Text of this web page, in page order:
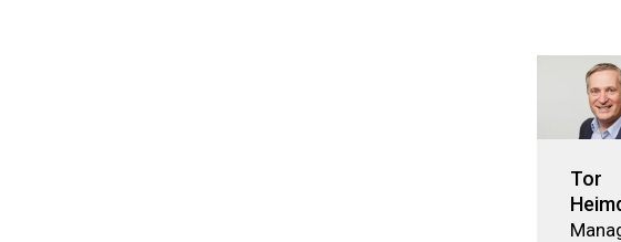
Tor